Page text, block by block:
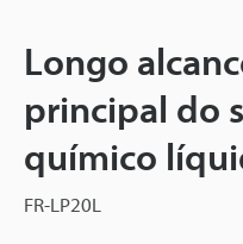
Longo
principal do
químico
FR-LP20L